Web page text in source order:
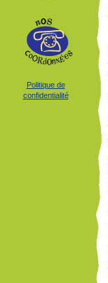
Politique de
confidentialité